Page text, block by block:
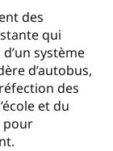
des
qui
système
d’autobus,
des
et du
pour